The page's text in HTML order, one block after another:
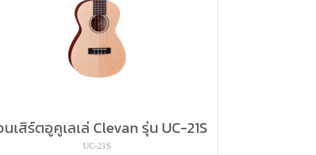
เสิร์ตอูคูเลเล่ Clevan รุ่น UC-21S
UC-21S